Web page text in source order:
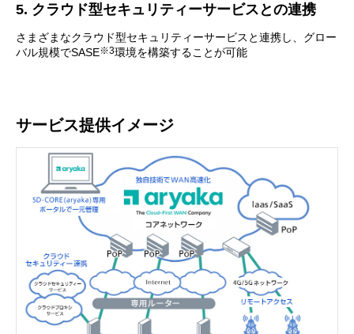
5. クラウド型セキュリティーサービスとの連携
さまざまなクラウド型セキュリティーサービスと連携し、グロー
バル規模でSASE※3環境を構築することが可能
サービス提供イメージ